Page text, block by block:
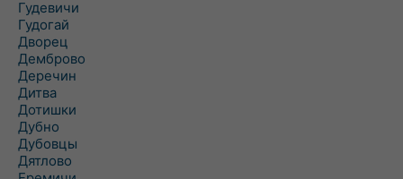
Гудевичи
Гудогай
Дворец
Демброво
Деречин
Дитва
Дотишки
Дубно
Дубовцы
Дятлово